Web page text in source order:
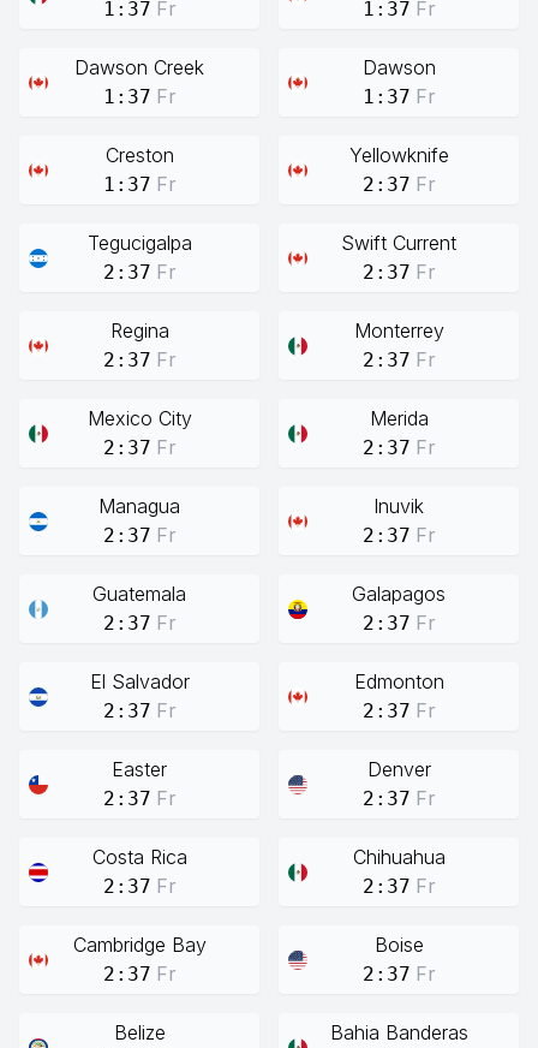
1:37 Fr 1:37 Fr
Dawson Creek
1:37 Fr
Dawson
1:37 Fr
Creston
1:37 Fr
Yellowknife
2:37 Fr
Tegucigalpa
2:37 Fr
Swift Current
2:37 Fr
Regina
2:37 Fr
Monterrey
2:37 Fr
Mexico City
2:37 Fr
Merida
2:37 Fr
Managua
2:37 Fr
Inuvik
2:37 Fr
Guatemala
2:37 Fr
Galapagos
2:37 Fr
El Salvador
2:37 Fr
Edmonton
2:37 Fr
Easter
2:37 Fr
Denver
2:37 Fr
Costa Rica
2:37 Fr
Chihuahua
2:37 Fr
Cambridge Bay
2:37 Fr
Boise
2:37 Fr
Belize Bahia Banderas